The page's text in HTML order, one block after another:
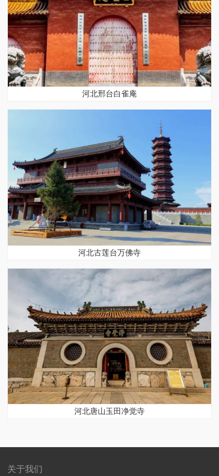
河北邢台白雀庵
河北古莲台万佛寺
河北唐山玉田净觉寺
关于我们